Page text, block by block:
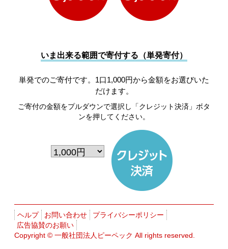
いま出来る範囲で寄付する（単発寄付）
単発でのご寄付です。1口1,000円から金額をお選びいた
だけます。
ご寄付の金額をプルダウンで選択し「クレジット決済」ボタ
ンを押してください。
ヘルプ お問い合わせ
プライバシーポリシー
広告協賛のお願い
Copyright ©一般社団法人ピーペック All rights reserved.